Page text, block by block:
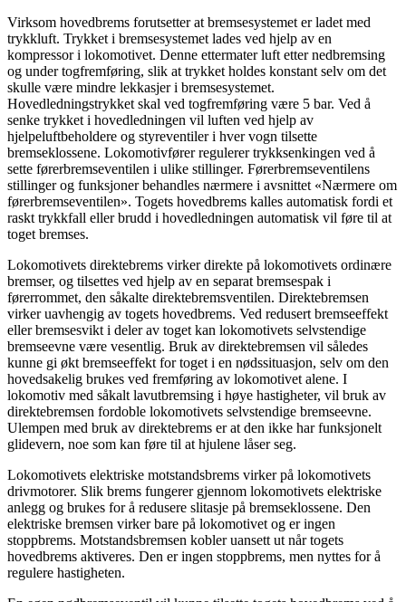
Virksom hovedbrems forutsetter at bremsesystemet er ladet med
trykkluft. Trykket i bremsesystemet lades ved hjelp av en
kompressor i lokomotivet. Denne ettermater luft etter nedbremsing
og under togfremføring, slik at trykket holdes konstant selv om det
skulle være mindre lekkasjer i bremsesystemet.
Hovedledningstrykket skal ved togfremføring være 5 bar. Ved å
senke trykket i hovedledningen vil luften ved hjelp av
hjelpeluftbeholdere og styreventiler i hver vogn tilsette
bremseklossene. Lokomotivfører regulerer trykksenkingen ved å
sette førerbremseventilen i ulike stillinger. Førerbremseventilens
stillinger og funksjoner behandles nærmere i avsnittet «Nærmere om
førerbremseventilen». Togets hovedbrems kalles automatisk fordi et
raskt trykkfall eller brudd i hovedledningen automatisk vil føre til at
toget bremses.
Lokomotivets direktebrems virker direkte på lokomotivets ordinære
bremser, og tilsettes ved hjelp av en separat bremsespak i
førerrommet, den såkalte direktebremsventilen. Direktebremsen
virker uavhengig av togets hovedbrems. Ved redusert bremseeffekt
eller bremsesvikt i deler av toget kan lokomotivets selvstendige
bremseevne være vesentlig. Bruk av direktebremsen vil således
kunne gi økt bremseeffekt for toget i en nødssituasjon, selv om den
hovedsakelig brukes ved fremføring av lokomotivet alene. I
lokomotiv med såkalt lavutbremsing i høye hastigheter, vil bruk av
direktebremsen fordoble lokomotivets selvstendige bremseevne.
Ulempen med bruk av direktebrems er at den ikke har funksjonelt
glidevern, noe som kan føre til at hjulene låser seg.
Lokomotivets elektriske motstandsbrems virker på lokomotivets
drivmotorer. Slik brems fungerer gjennom lokomotivets elektriske
anlegg og brukes for å redusere slitasje på bremseklossene. Den
elektriske bremsen virker bare på lokomotivet og er ingen
stoppbrems. Motstandsbremsen kobler uansett ut når togets
hovedbrems aktiveres. Den er ingen stoppbrems, men nyttes for å
regulere hastigheten.